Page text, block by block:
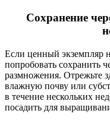
Сохранение
Если ценный экземпляр
попробовать сохранить
размножения. Отрежьте
влажную почву или
в течение нескольких
посадить для